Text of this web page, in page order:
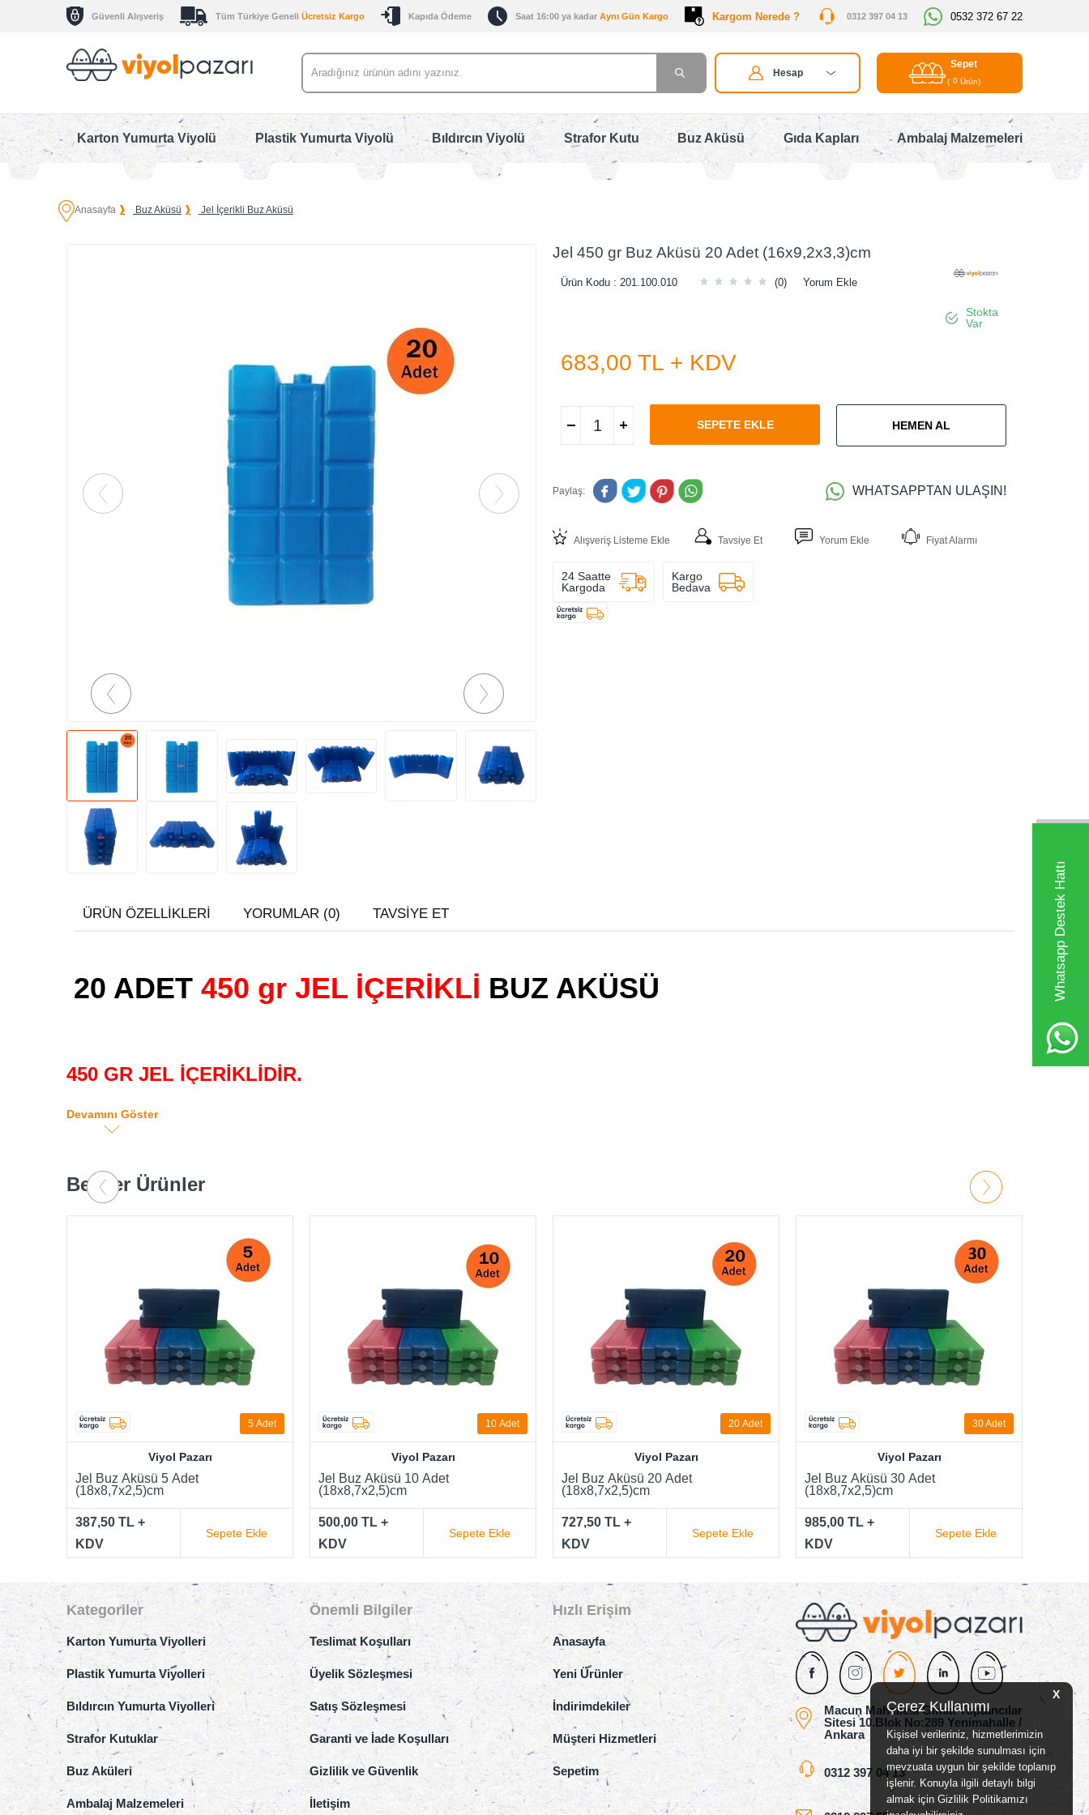
Whatsapp Destek Hattı
X
Çerez Kullanımı
Kişisel verileriniz, hizmetlerimizin
daha iyi bir şekilde sunulması için
mevzuata uygun bir şekilde toplanıp
işlenir. Konuyla ilgili detaylı bilgi
almak için Gizlilik Politikamızı
Güvenli Alışveriş Tüm Türkiye Geneli Ücretsiz Kargo Kapıda Ödeme Saat 16:00 ya kadar Aynı Gün Kargo Kargom Nerede ? 0312 397 04 13 0532 372 67 22
Hesap
Sepet
( 0 Ürün)
Karton Yumurta Viyolü Plastik Yumurta Viyolü Bıldırcın Viyolü Strafor Kutu Buz Aküsü Gıda Kapları Ambalaj Malzemeleri
Anasayfa Buz Aküsü Jel İçerikli Buz Aküsü
Jel 450 gr Buz Aküsü 20 Adet (16x9,2x3,3)cm
Ürün Kodu : 201.100.010 (0) Yorum Ekle
Stokta
Var
683,00 TL + KDV
SEPETE EKLE HEMEN AL
Paylaş: WHATSAPPTAN ULAŞIN!
Alışveriş Listeme Ekle Tavsiye Et Yorum Ekle Fiyat Alarmı
24 Saatte
Kargoda
Kargo
Bedava
ÜRÜN ÖZELLIKLERI YORUMLAR (0) TAVSIYE ET
20 ADET 450 gr JEL İÇERİKLİ BUZ AKÜSÜ
450 GR JEL İÇERİKLİDİR.
Buz aküsünü kullanmadan öne buzlukta veya dip frezde dondurunuz.
Devamını Göster
Benzer Ürünler
10 Adet
Viyol Pazarı
Jel Buz Aküsü 10 Adet
(18x8,7x2,5)cm
500,00 TL +
KDV
Sepete Ekle
20 Adet
Viyol Pazarı
Jel Buz Aküsü 20 Adet
(18x8,7x2,5)cm
727,50 TL +
KDV
Sepete Ekle
30 Adet
Viyol Pazarı
Jel Buz Aküsü 30 Adet
(18x8,7x2,5)cm
985,00 TL +
KDV
Sepete Ekle
70 Adet
Viyol Pazarı
Jel Buz Aküsü 70 Adet
(18x8,7x2,5)cm
1.420,00 TL +
KDV
Sepete Ekle
Kategoriler
Karton Yumurta Viyolleri
Plastik Yumurta Viyolleri
Bıldırcın Yumurta Viyolleri
Strafor Kutuklar
Buz Aküleri
Ambalaj Malzemeleri
Önemli Bilgiler
Teslimat Koşulları
Üyelik Sözleşmesi
Satış Sözleşmesi
Garanti ve İade Koşulları
Gizlilik ve Güvenlik
İletişim
Hızlı Erişim
Anasayfa
Yeni Ürünler
İndirimdekiler
Müşteri Hizmetleri
Sepetim
Macun Mahallesi Gimat Toptancılar
Sitesi 10.Blok No:289 Yenimahalle /
Ankara
0312 397 04 13